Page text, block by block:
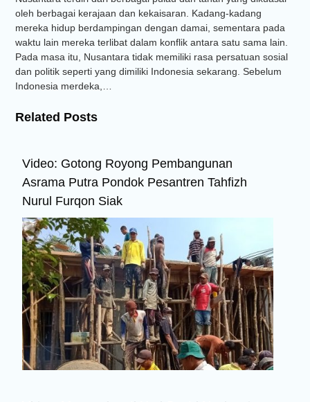
oleh berbagai kerajaan dan kekaisaran. Kadang-kadang
mereka hidup berdampingan dengan damai, sementara pada
waktu lain mereka terlibat dalam konflik antara satu sama lain.
Pada masa itu, Nusantara tidak memiliki rasa persatuan sosial
dan politik seperti yang dimiliki Indonesia sekarang. Sebelum
Indonesia merdeka,…
Related Posts
Video: Gotong Royong Pembangunan
Asrama Putra Pondok Pesantren Tahfizh
Nurul Furqon Siak